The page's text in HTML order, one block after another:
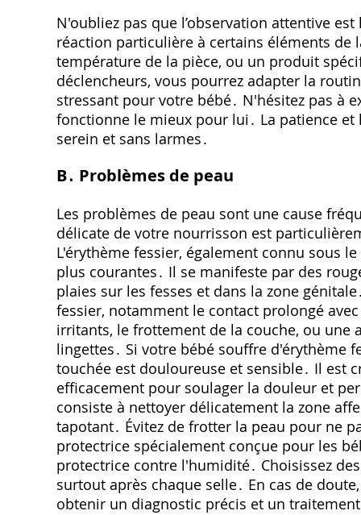
N'oubliez pas que l’observation attentive
réaction particulière à certains éléments de
température de la pièce, ou un produit
déclencheurs, vous pourrez adapter la
stressant pour votre bébé․ N'hésitez pas à
fonctionne le mieux pour lui․ La patience
serein et sans larmes․
B․ Problèmes de peau
Les problèmes de peau sont une cause
délicate de votre nourrisson est
L'érythème fessier, également connu sous
plus courantes․ Il se manifeste par des
plaies sur les fesses et dans la zone
fessier, notamment le contact prolongé
irritants, le frottement de la couche, ou une
lingettes․ Si votre bébé souffre d'érythème
touchée est douloureuse et sensible․ Il est
efficacement pour soulager la douleur et
consiste à nettoyer délicatement la zone
tapotant․ Évitez de frotter la peau pour ne
protectrice spécialement conçue pour les
protectrice contre l'humidité․ Choisissez
surtout après chaque selle․ En cas de
obtenir un diagnostic précis et un